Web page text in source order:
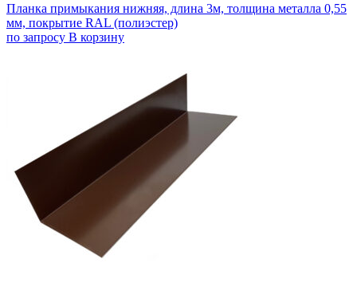
Планка примыкания нижняя, длина 3м, толщина металла 0,55
мм, покрытие RAL (полиэстер)
по запросу В корзину